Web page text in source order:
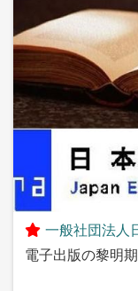
一般社団法人
電子出版の黎明